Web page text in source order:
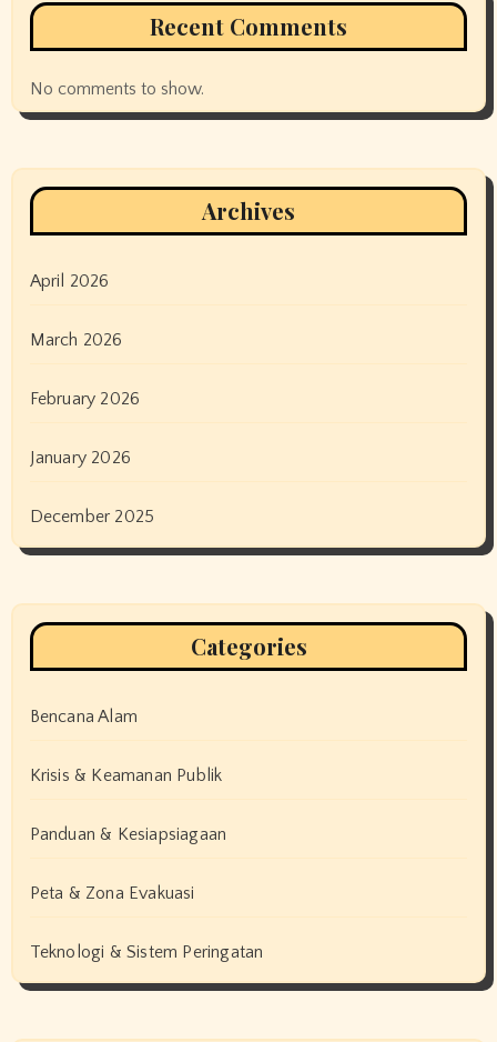
Recent Comments
No comments to show.
Archives
April 2026
March 2026
February 2026
January 2026
December 2025
Categories
Bencana Alam
Krisis & Keamanan Publik
Panduan & Kesiapsiagaan
Peta & Zona Evakuasi
Teknologi & Sistem Peringatan